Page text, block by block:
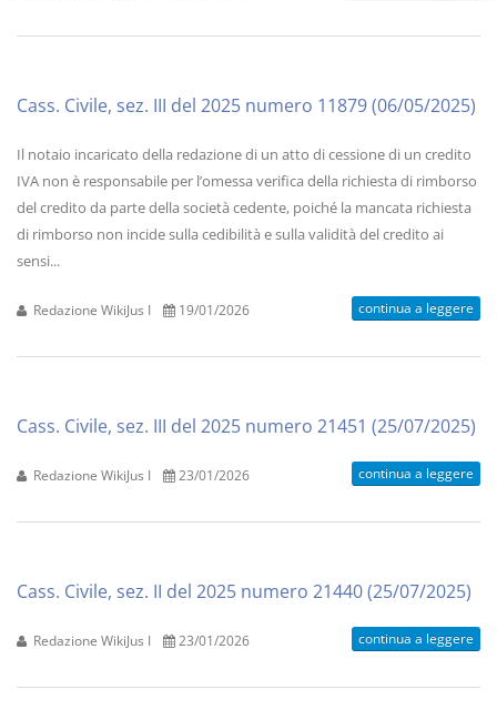
Cass. Civile, sez. III del 2025 numero 11879 (06/05/2025)
Il notaio incaricato della redazione di un atto di cessione di un credito
IVA non è responsabile per l’omessa verifica della richiesta di rimborso
del credito da parte della società cedente, poiché la mancata richiesta
di rimborso non incide sulla cedibilità e sulla validità del credito ai
sensi...
Redazione WikiJus I 19/01/2026 continua a leggere
Cass. Civile, sez. III del 2025 numero 21451 (25/07/2025)
Redazione WikiJus I 23/01/2026 continua a leggere
Cass. Civile, sez. II del 2025 numero 21440 (25/07/2025)
Redazione WikiJus I 23/01/2026 continua a leggere